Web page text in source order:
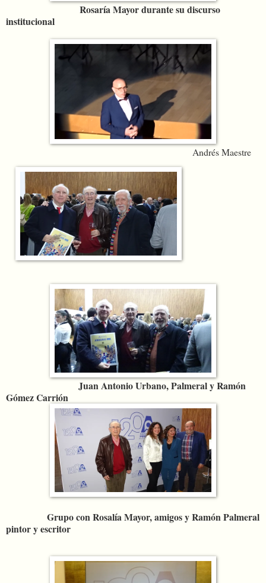
Rosaría Mayor durante su discurso
institucional
Andrés Maestre
Juan Antonio Urbano, Palmeral y Ramón
Gómez Carrión
Grupo con Rosalía Mayor, amigos y Ramón Palmeral
pintor y escritor